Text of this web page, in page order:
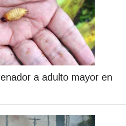
a adulto mayor en